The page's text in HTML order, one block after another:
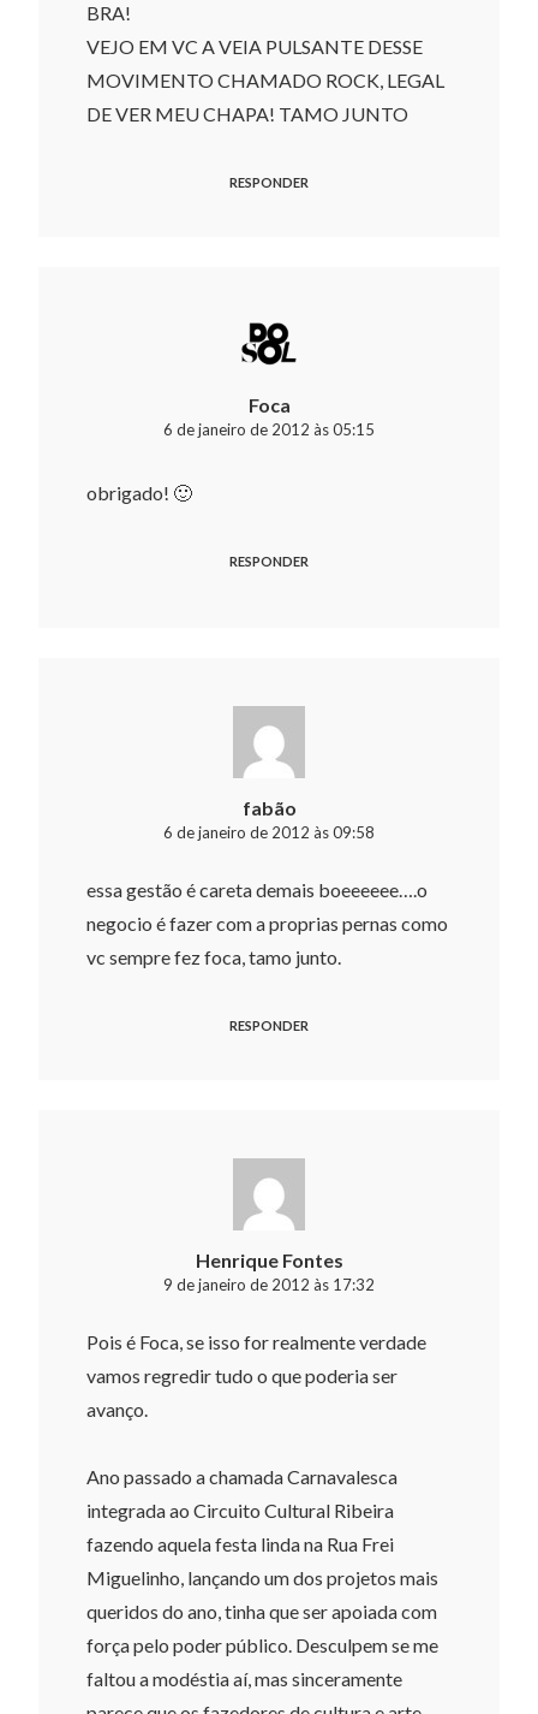
BRA!
VEJO EM VC A VEIA PULSANTE DESSE
MOVIMENTO CHAMADO ROCK, LEGAL
DE VER MEU CHAPA! TAMO JUNTO
RESPONDER
Foca
6 de janeiro de 2012 às 05:15
obrigado! 🙂
RESPONDER
fabão
6 de janeiro de 2012 às 09:58
essa gestão é careta demais boeeeeee….o
negocio é fazer com a proprias pernas como
vc sempre fez foca, tamo junto.
RESPONDER
Henrique Fontes
9 de janeiro de 2012 às 17:32
Pois é Foca, se isso for realmente verdade
vamos regredir tudo o que poderia ser
avanço.
Ano passado a chamada Carnavalesca
integrada ao Circuito Cultural Ribeira
fazendo aquela festa linda na Rua Frei
Miguelinho, lançando um dos projetos mais
queridos do ano, tinha que ser apoiada com
força pelo poder público. Desculpem se me
faltou a modéstia aí, mas sinceramente